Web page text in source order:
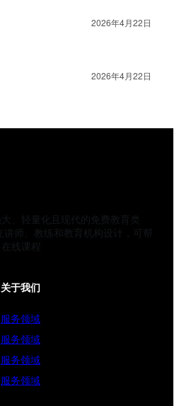
2026年4月22日
2026年4月22日
、轻量化且现代的免费教育类
师、教练和教育机构设计，可帮
线课程
关于我们
服务领域
服务领域
服务领域
服务领域